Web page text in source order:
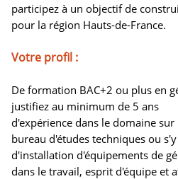
participez à un objectif de
pour la région Hauts-de-France.
Votre profil :
De formation BAC+2 ou plus en
justifiez au minimum de 5 ans
d'expérience dans le domaine
bureau d'études techniques ou
d'installation d'équipements de
dans le travail, esprit d'équipe et